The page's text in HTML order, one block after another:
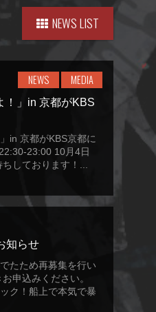
NEWS LIST
NEWS MEDIA
！」in 京都がKBS
in 京都がKBS京都に
23:00 10月4日
しております！...
知らせ
たため再募集を行い
申込みください。
ク！船上で本気で暴